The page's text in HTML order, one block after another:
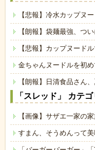
【悲報】冷水カップヌ
【朗報】袋麺最強、つ
【悲報】カップヌード
金ちゃんヌードルを初
【朗報】日清食品さん
「スレッド」 カテ
【画像】サザエ一家の
すまん、そうめんって美